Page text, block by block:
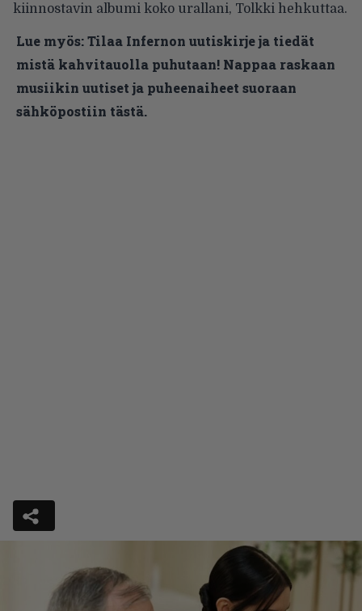
kiinnostavin albumi koko urallani, Tolkki hehkuttaa.
Lue myös:Tilaa Infernon uutiskirje ja tiedät
mistä kahvitauolla puhutaan! Nappaa raskaan
musiikin uutiset ja puheenaiheet suoraan
sähköpostiin tästä.